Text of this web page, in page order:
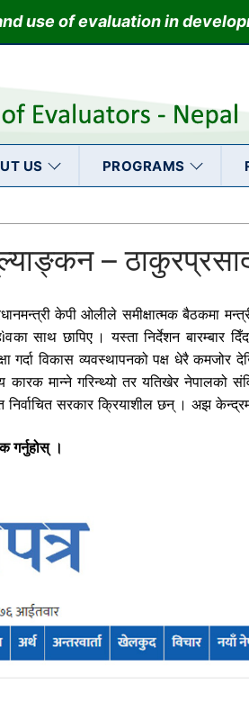
use of evaluation in
US PROGRAMS
–
केपी ओलीले समीक्षात्मक बैठकमा
साथ छापिए । यस्ता निर्देशन बारम्बार
गर्दा विकास व्यवस्थापनको पक्ष धेरै
कारक मान्ने गरिन्थ्यो तर यतिखेर नेपालको
निर्वाचित सरकार क्रियाशील छन् । अझ
गर्नुहोस् ।